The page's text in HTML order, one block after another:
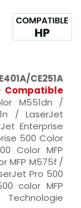
CE251A
Compatible
M551dn /
/ LaserJet
Enterprise
500 Color
Color MFP
MFP M575f /
Pro 500
color MFP